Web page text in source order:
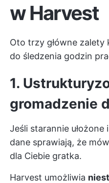
w Harvest
Oto trzy główne
do śledzenia godzin
1.
gromadzenie
Jeśli starannie ułożone
dane sprawiają, że
dla Ciebie gratka.
Harvest umożliwia